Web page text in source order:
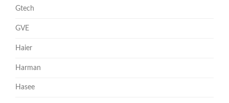
Gtech
GVE
Haier
Harman
Hasee